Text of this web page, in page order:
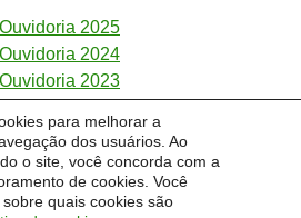
para melhorar a
dos usuários. Ao
o site, você concorda com a
de cookies. Você
quais cookies são
2025
2024
2023
2020-2021